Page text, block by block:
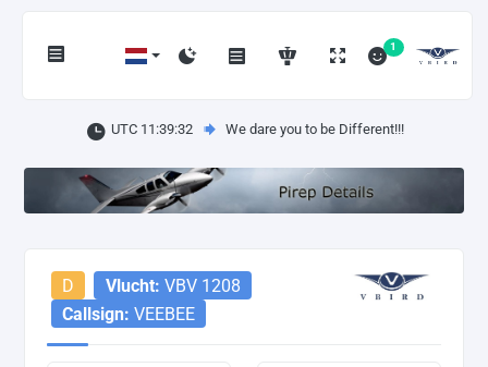
1
UTC 11:39:33 We dare you to be Different!!!
D Vlucht: VBV 1208
Callsign: VEEBEE